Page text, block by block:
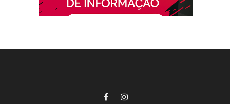
FacebookInstagram